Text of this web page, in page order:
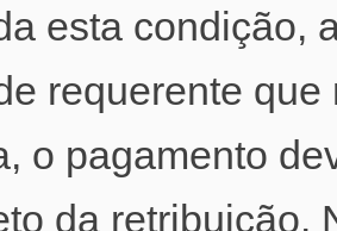
esta condição,
requerente
o pagamento
da retribuição.